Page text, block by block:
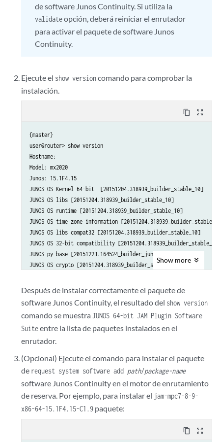
de software Junos Continuity. Si utiliza la
validateopción, deberá reiniciar el enrutador
para activar el paquete de software Junos
Continuity.
Ejecute el show versioncomando para comprobar la
instalación.
content_copy zoom_out_map
{master}
user@router> show version
Hostname:
Model: mx2020
Junos: 15.1F4.15
JUNOS OS Kernel 64-bit  [20151204.318939_builder_stable_10]
JUNOS OS libs [20151204.318939_builder_stable_10]
JUNOS OS runtime [20151204.318939_builder_stable_10]
JUNOS OS time zone information
JUNOS OS libs compat32 [20151204.318939_builder_stable_10]
JUNOS OS 32-bit compatibility
JUNOS py base [20151223.164524_builder_junos_151_f4]
JUNOS OS crypto [20151204.318939_builder_stable_10]
JUNOS modules [20151223.164524_builder_junos_151_f4]
JUNOS Online Documentation
JUNOS 64-bit JAM Plugin Software Suite (MPC7E/8E/9E)
{master}
user@router>
Show more
Después de instalar correctamente el paquete de
software Junos Continuity, el resultado del show version
comando se muestra JUNOS 64-bit JAM Plugin Software
Suiteentre la lista de paquetes instalados en el
enrutador.
(Opcional) Ejecute el comando para instalar el paquete
de request system software add path/package-name
software Junos Continuity en el motor de enrutamiento
de reserva. Por ejemplo, para instalar el jam-mpc7-8-9-
x86-64-15.1F4.15-C1.9 paquete:
content_copy zoom_out_map